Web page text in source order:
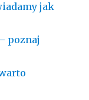
jak
poznaj